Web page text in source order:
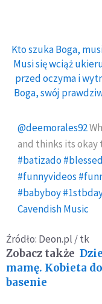
Kto szuka Boga,
Musi się wciąż
przed oczyma i
Boga, swój
@deemorales92
and thinks its okay
#batizado#blessed
#funnyvideos
#babyboy
Cavendish Music
Źródło: Deon.pl / tk
Zobacz także
mamę. Kobieta
basenie